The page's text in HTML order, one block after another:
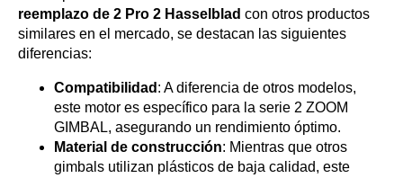
reemplazo de 2 Pro 2 Hasselblad con otros productos
similares en el mercado, se destacan las siguientes
diferencias:
Compatibilidad : A diferencia de otros modelos,
este motor es específico para la serie 2 ZOOM
GIMBAL, asegurando un rendimiento óptimo.
Material de construcción: Mientras que otros
gimbals utilizan plásticos de baja calidad, este